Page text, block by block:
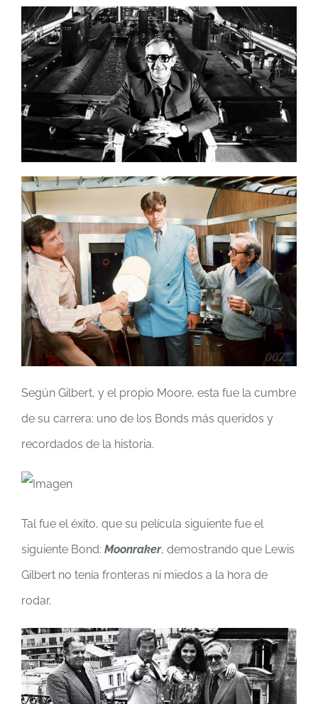
Según Gilbert, y el propio Moore, esta fue la cumbre
de su carrera: uno de los Bonds más queridos y
recordados de la historia.
Tal fue el éxito, que su película siguiente fue el
siguiente Bond: Moonraker, demostrando que Lewis
Gilbert no tenía fronteras ni miedos a la hora de
rodar.